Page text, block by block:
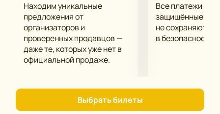
В программе — акробатические номера,
жонглирование, оригинальные миниатюры.
Участвуют артисты из разных стран.
Формат выпуска рассчитан на живую реакцию
публики.
Посещение шоу позволяет увидеть новые идеи и
конкурса.
Находим уникальные
предложения от
организаторов и
проверенных продавцов —
даже те, которых уже нет в
официальной продаже.
Все платежи
защищённые
не сохраняются
в безопасности.
Выбрать билеты